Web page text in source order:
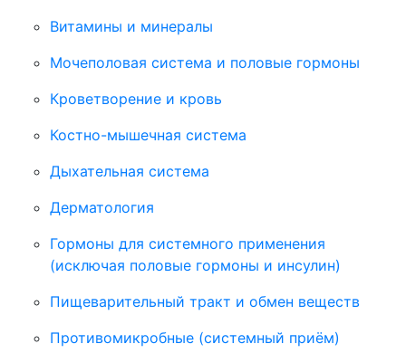
Витамины и минералы
Мочеполовая система и половые гормоны
Кроветворение и кровь
Костно-мышечная система
Дыхательная система
Дерматология
Гормоны для системного применения
(исключая половые гормоны и инсулин)
Пищеварительный тракт и обмен веществ
Противомикробные (системный приём)